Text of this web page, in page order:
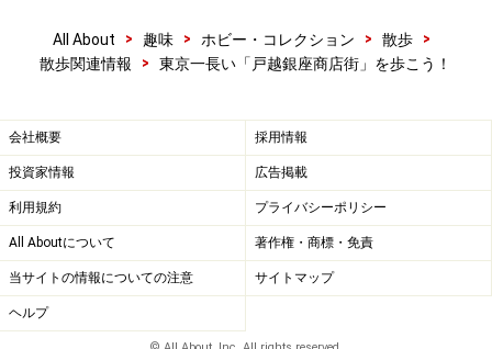
All About > 趣味 > ホビー・コレクション > 散歩
>
散歩関連情報
> 東京一長い「戸越銀座商店街」を歩こう！
会社概要 採用情報
投資家情報 広告掲載
利用規約 プライバシーポリシー
All Aboutについて 著作権・商標・免責
当サイトの情報についての注意 サイトマップ
ヘルプ